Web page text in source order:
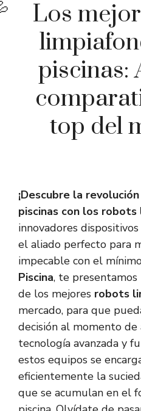
Los
piscinas:
top del
¡Descubre la
piscinas con los
innovadores
el aliado perfecto para
impecable con el
Piscina, te
de los mejores robots
mercado, para que
decisión al momento de
tecnología avanzada y
estos equipos se
eficientemente la
que se acumulan en el